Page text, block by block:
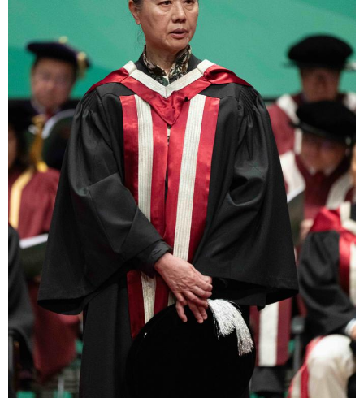
河南 湖南
广东 广西 重庆
四川 贵州 云南 西藏
陕西 甘肃 青海 宁夏
新疆 内蒙古 黑龙江
多语种频道
English Español عربى
Русский язык 日本語 한국어
Deutsch Português